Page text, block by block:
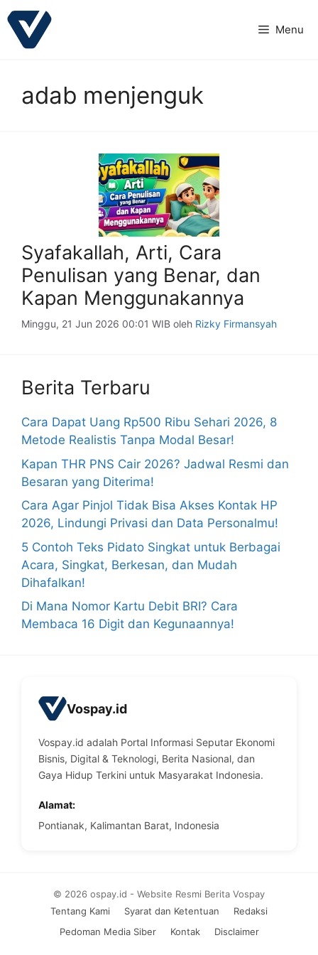
Langsung
ke
Menu
adab menjenguk
Syafakallah, Arti, Cara
Penulisan yang Benar, dan
Kapan Menggunakannya
Minggu, 21 Jun 2026 00:01 WIB oleh Rizky Firmansyah
Berita Terbaru
Cara Dapat Uang Rp500 Ribu Sehari 2026, 8
Metode Realistis Tanpa Modal Besar!
Kapan THR PNS Cair 2026? Jadwal Resmi dan
Besaran yang Diterima!
Cara Agar Pinjol Tidak Bisa Akses Kontak HP
2026, Lindungi Privasi dan Data Personalmu!
5 Contoh Teks Pidato Singkat untuk Berbagai
Acara, Singkat, Berkesan, dan Mudah
Dihafalkan!
Di Mana Nomor Kartu Debit BRI? Cara
Membaca 16 Digit dan Kegunaannya!
Vospay.id
Vospay.id adalah Portal Informasi Seputar Ekonomi
Bisnis, Digital & Teknologi, Berita Nasional, dan
Gaya Hidup Terkini untuk Masyarakat Indonesia.
Alamat:
Pontianak, Kalimantan Barat, Indonesia
Tentang Kami Syarat dan Ketentuan
Redaksi
Pedoman Media Siber
Kontak Disclaimer
© 2026 ospay.id - Website Resmi Berita Vospay